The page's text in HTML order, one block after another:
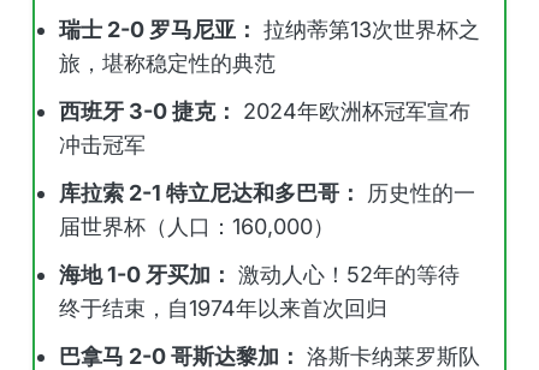
瑞士 2-0 罗马尼亚： 拉纳蒂第13次世界杯之
旅，堪称稳定性的典范
西班牙 3-0 捷克：
2024年欧洲杯冠军宣布
冲击冠军
库拉索 2-1 特立尼达和多巴哥：
历史性的一
届世界杯（人口：160,000）
海地 1-0 牙买加： 激动人心！52年的等待
终于结束，自1974年以来首次回归
巴拿马 2-0 哥斯达黎加： 洛斯卡纳莱罗斯队